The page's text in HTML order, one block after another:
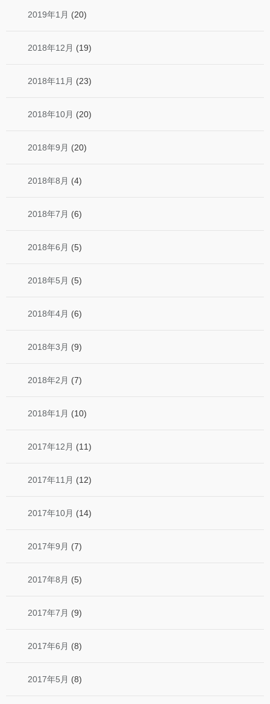
2019年1月 (20)
2018年12月 (19)
2018年11月 (23)
2018年10月 (20)
2018年9月 (20)
2018年8月 (4)
2018年7月 (6)
2018年6月 (5)
2018年5月 (5)
2018年4月 (6)
2018年3月 (9)
2018年2月 (7)
2018年1月 (10)
2017年12月 (11)
2017年11月 (12)
2017年10月 (14)
2017年9月 (7)
2017年8月 (5)
2017年7月 (9)
2017年6月 (8)
2017年5月 (8)